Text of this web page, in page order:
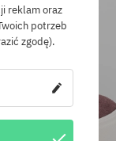
reklam oraz
potrzeb
zgodę).